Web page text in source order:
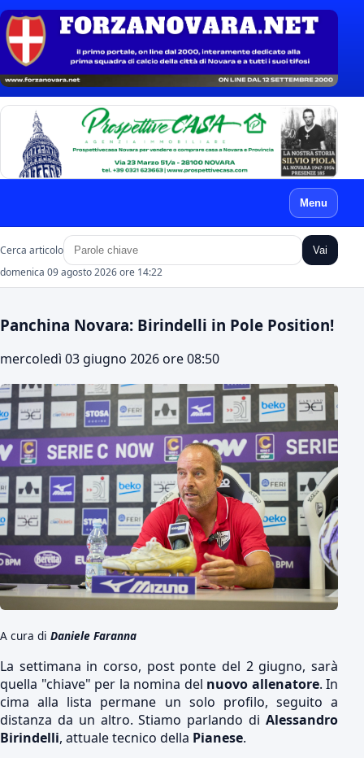
Menu
Cerca articolo Vai
domenica 09 agosto 2026 ore 14:22
Panchina Novara: Birindelli in Pole Position!
mercoledì 03 giugno 2026 ore 08:50
A cura di Daniele Faranna
La settimana in corso, post ponte del 2 giugno, sarà
quella "chiave" per la nomina del nuovo allenatore. In
cima alla lista permane un solo profilo, seguito a
distanza da un altro. Stiamo parlando di Alessandro
Birindelli, attuale tecnico della Pianese.